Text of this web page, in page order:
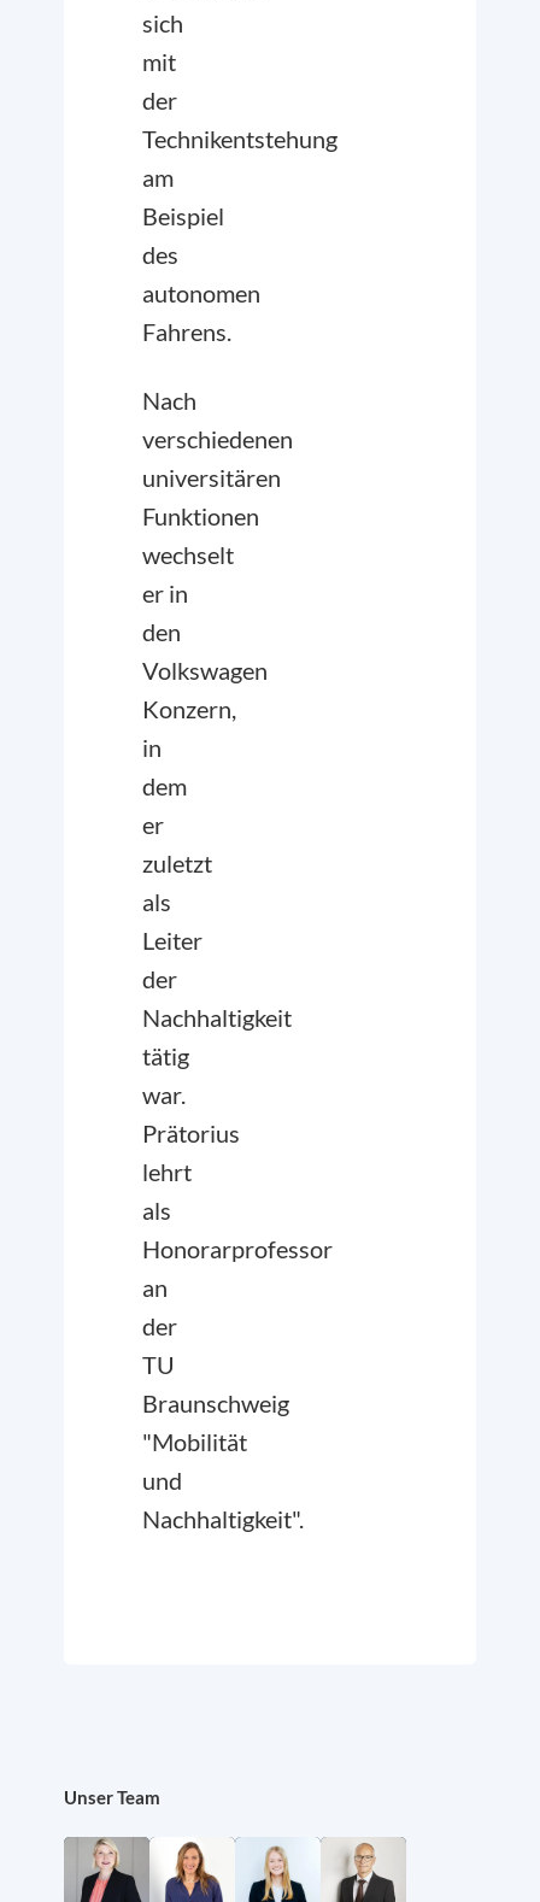
sich
mit
der
Technikentstehung
am
Beispiel
des
autonomen
Fahrens.
Nach
verschiedenen
universitären
Funktionen
wechselt
er in
den
Volkswagen
Konzern,
in
dem
er
zuletzt
als
Leiter
der
Nachhaltigkeit
tätig
war.
Prätorius
lehrt
als
Honorarprofessor
an
der
TU
Braunschweig
"Mobilität
und
Nachhaltigkeit".
Unser Team